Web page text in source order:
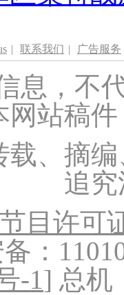
| 联系我们 | 广告服务
息，不
网站稿
载、摘
追
目许可
：
-1] 总机